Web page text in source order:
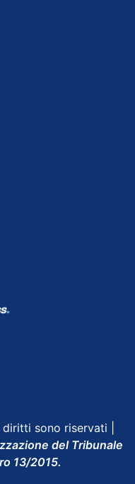
sono riservati |
del Tribunale
13/2015.